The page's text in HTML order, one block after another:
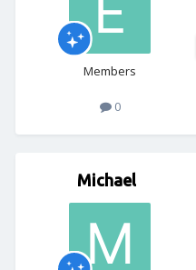
Members
0
Michael